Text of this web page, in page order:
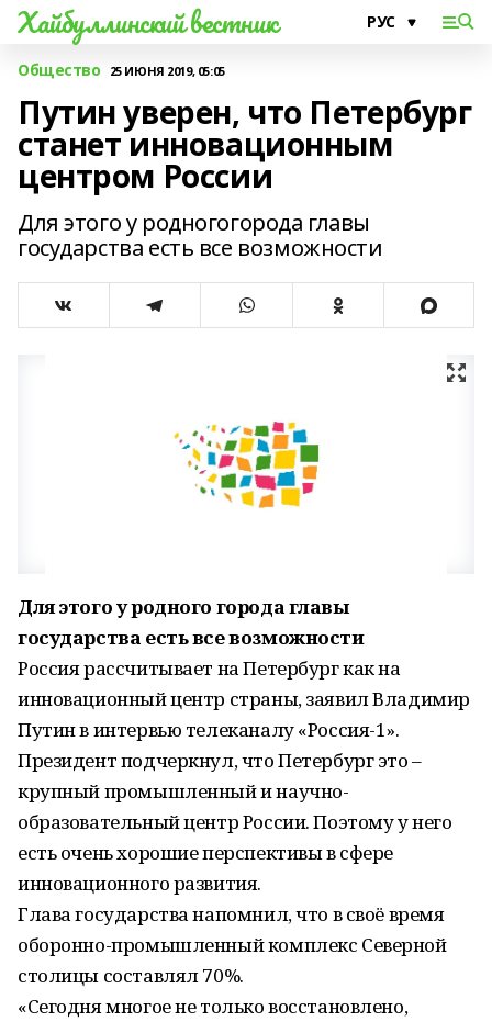
Хайбуллинский вестник
Общество 25 ИЮНЯ 2019, 05:05
Путин уверен, что Петербург
станет инновационным
центром России
Для этого у родногогорода главы
государства есть все возможности
Для этого у родного города главы
государства есть все возможности
Россия рассчитывает на Петербург как на
инновационный центр страны, заявил Владимир
Путин в интервью телеканалу «Россия-1».
Президент подчеркнул, что Петербург это –
крупный промышленный и научно-
образовательный центр России. Поэтому у него
есть очень хорошие перспективы в сфере
инновационного развития.
Глава государства напомнил, что в своё время
оборонно-промышленный комплекс Северной
столицы составлял 70%.
«Сегодня многое не только восстановлено,